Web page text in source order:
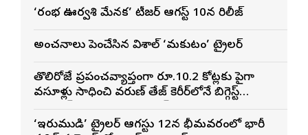
‘రంభ ఊర్వశి మేనక’ టీజర్ ఆగస్ట్ 10న రిలీజ్
అంచనాలు పెంచేసిన విశాల్ ‘మకుటం’ ట్రైలర్
తొలిరోజే ప్రపంచవ్యాప్తంగా రూ.10.2 కోట్లకు పైగా
వసూళ్లు సాధించి వరుణ్ తేజ్ కెరీర్‌లోనే బిగ్గెస్ట్
‘ఇరుముడి’ ట్రైలర్ ఆగస్టు 12న భీమవరంలో భారీ